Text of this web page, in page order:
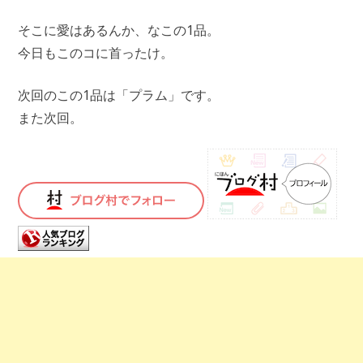
そこに愛はあるんか、なこの1品。
今日もこのコに首ったけ。
次回のこの1品は「プラム」です。
また次回。